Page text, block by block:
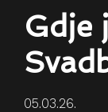
Gdje
05.03.26.